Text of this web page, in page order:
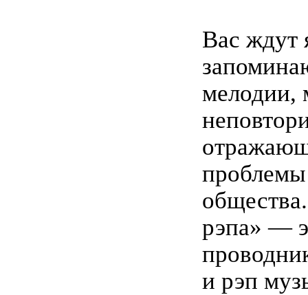
Вас ждут
рэпа» —
и рэп